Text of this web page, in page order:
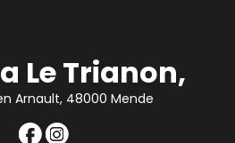
Le Trianon,
Arnault, 48000 Mende